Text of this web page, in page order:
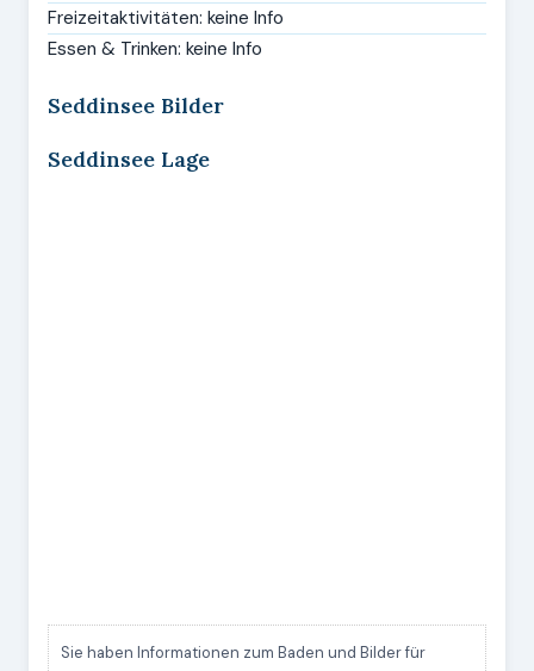
Freizeitaktivitäten: keine Info
Essen & Trinken: keine Info
Seddinsee Bilder
Seddinsee Lage
Sie haben Informationen zum Baden und Bilder für